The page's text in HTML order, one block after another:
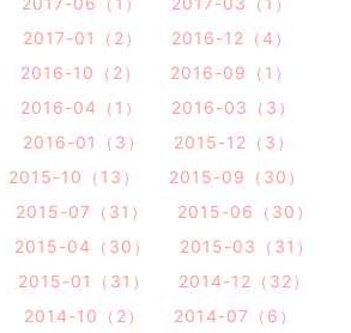
2017-01（2）
2016-12（4）
2016-10（2）
2016-09（1）
2016-04（1）
2016-03（3）
2016-01（3）
2015-12（3）
2015-10（13）
2015-09（30）
2015-07（31）
2015-06（30）
2015-04（30）
2015-03（31）
2015-01（31）
2014-12（32）
2014-10（2） 2014-07（6）